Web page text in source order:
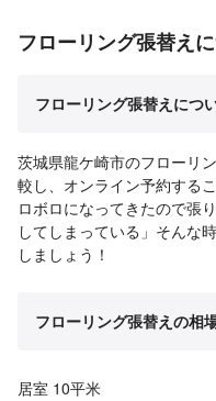
フローリング張替え
フローリング張替えにつ
茨城県龍ケ崎市のフローリ
較し、オンライン予約する
ロボロになってきたので張
してしまっている」そんな
しましょう！
フローリング張替えの相
居室 10平米